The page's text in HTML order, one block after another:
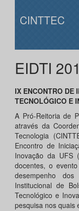
CINTTEC
EIDTI
IX ENCONTRO DE
TECNOLÓGICO E
A Pró-Reitoria de
através da
Tecnologia
Encontro de
Inovação da UFS
docentes, o
desempenho
Institucional de
Tecnológico e
pesquisa nos quais